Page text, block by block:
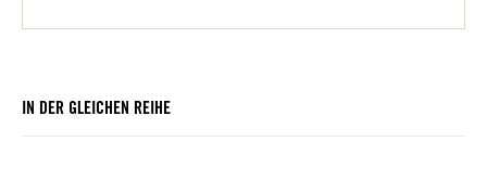
IN DER GLEICHEN REIHE